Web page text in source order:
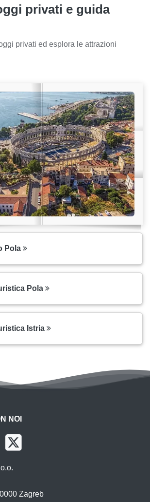
privati e guida
privati ed esplora le attrazioni
Pola
Pola
Istria
NOI
Zagreb